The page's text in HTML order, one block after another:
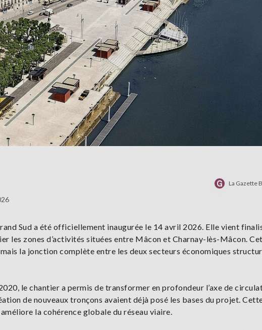
La Gazette
Sud a été officiellement inaugurée le 14 avril 2026. Elle vient
les zones d’activités situées entre Mâcon et Charnay-lès-Mâcon.
la jonction complète entre les deux secteurs économiques
le chantier a permis de transformer en profondeur l’axe de
de nouveaux tronçons avaient déjà posé les bases du projet.
la cohérence globale du réseau viaire.